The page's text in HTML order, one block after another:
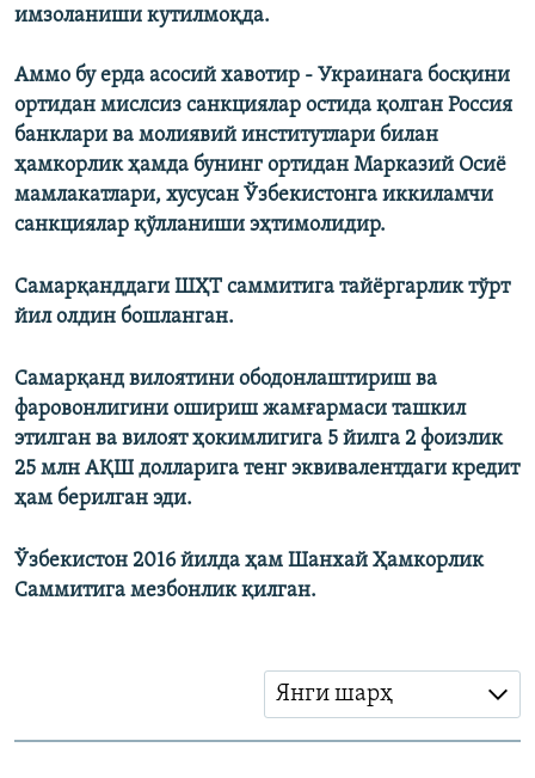
имзоланиши кутилмоқда.
Аммо бу ерда асосий хавотир - Украинага босқини
ортидан мислсиз санкциялар остида қолган Россия
банклари ва молиявий институтлари билан
ҳамкорлик ҳамда бунинг ортидан Марказий Осиё
мамлакатлари, хусусан Ўзбекистонга иккиламчи
санкциялар қўлланиши эҳтимолидир.
Самарқанддаги ШҲТ саммитига тайёргарлик тўрт
йил олдин бошланган.
Самарқанд вилоятини ободонлаштириш ва
фаровонлигини ошириш жамғармаси ташкил
этилган ва вилоят ҳокимлигига 5 йилга 2 фоизлик
25 млн АҚШ долларига тенг эквивалентдаги кредит
ҳам берилган эди.
Ўзбекистон 2016 йилда ҳам Шанхай Ҳамкорлик
Саммитига мезбонлик қилган.
Янги шарҳ